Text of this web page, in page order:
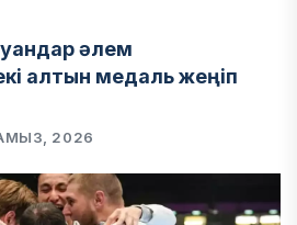
әлем
алтын медаль жеңіп
2026